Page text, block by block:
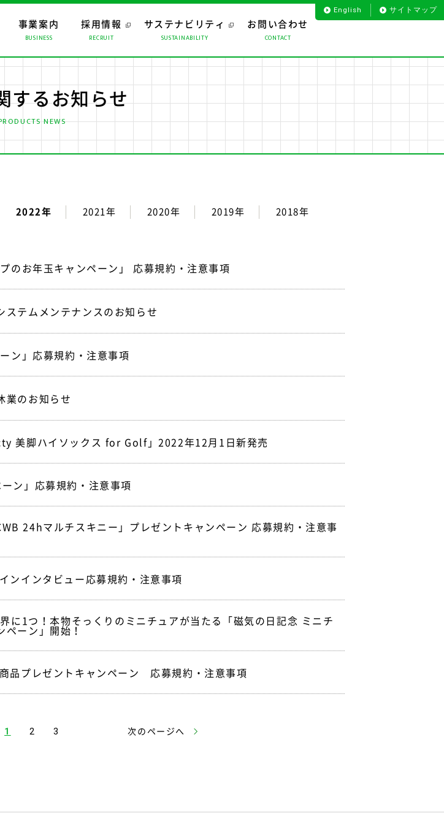
English サイトマップ
ンツ CMギャラリー お客様のお声から
ジ 経営理念 会社概要 役員一覧 会社沿革 組織図
メント
事業案内
BUSINESS
ジング ロジスティクス プロダクト 海外事業 ライフサポート
採用情報
RECRUIT
サステナビリティ
SUSTAINABILITY
お問い合わせ
CONTACT
するお知らせ
NEWS
2022年 2021年 2020年 2019年 2018年
のお年玉キャンペーン」 応募規約・注意事項
ステムメンテナンスのお知らせ
ン」応募規約・注意事項
業のお知らせ
美脚ハイソックス for Golf」2022年12月1日新発売
ン」応募規約・注意事項
24hマルチスキニー」プレゼントキャンペーン 応募規約・注意事
ンインタビュー応募規約・注意事項
に1つ！本物そっくりのミニチュアが当たる「磁気の日記念 ミニチ
ペーン」開始！
品プレゼントキャンペーン 応募規約・注意事項
1 2 3 次のページへ